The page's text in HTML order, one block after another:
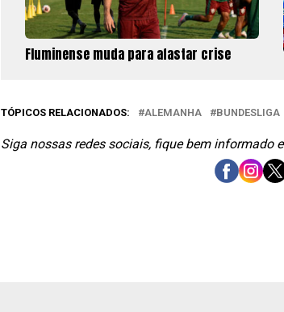
Fluminense muda para afastar crise
TÓPICOS RELACIONADOS: ALEMANHA BUNDESLIGA
Siga nossas redes sociais, fique bem informado